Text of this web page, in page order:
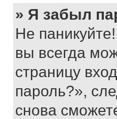
» Я забыл
Не
вы всегда
страницу
пароль?»,
снова